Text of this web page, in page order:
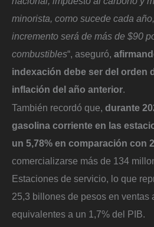
minorista, como sucede cada
incremento será de más de $90
combustibles“, aseguró,
indexación debe ser del orden
inflación del año anterior.
También recordó que, durante
gasolina corriente en las
un 5,78% en comparación con
comercializarse más de 134
Estaciones de servicio, lo que
25,3 billones de pesos en ventas
equivalentes a un 1,7% del PIB.